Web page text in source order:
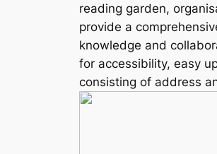
reading garden,
provide a
knowledge and
for accessibility, easy
consisting of address